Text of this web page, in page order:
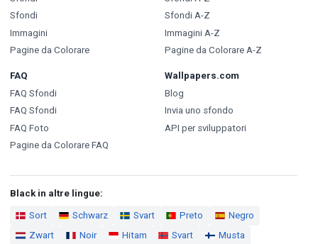
Sfondi
Immagini
Pagine da Colorare
Sfondi A-Z
Immagini A-Z
Pagine da Colorare A-Z
FAQ
FAQ Sfondi
FAQ Sfondi
FAQ Foto
Pagine da Colorare FAQ
Wallpapers.com
Blog
Invia uno sfondo
API per sviluppatori
Black in altre lingue:
Sort Schwarz Svart Preto
Negro
Zwart
Noir Hitam Svart Musta